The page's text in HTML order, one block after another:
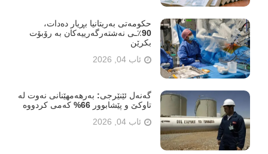
حکومەتی بەریتانیا بڕیار دەدات،
90٪ـی نەشتەرگەرییەکان بە رۆبۆت
بکرێن
ئاب 04, 2026
گەنەل ئێنێرجی: بەرهەمهێنانی نەوت لە
تاوکێ و پێشابوور 66% کەمی کردووە
ئاب 04, 2026